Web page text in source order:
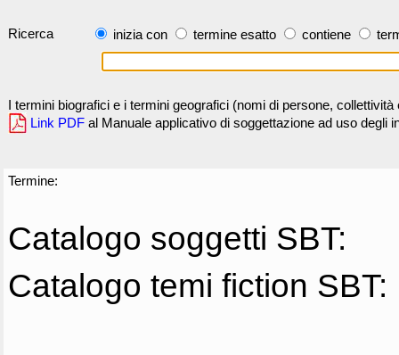
Ricerca inizia con termine esatto contiene
I termini biografici e i termini geografici (nomi di persone,
Link PDF al Manuale applicativo di soggettazione ad uso degli
Termine:
Catalogo soggetti SBT:
Catalogo temi fiction SBT: